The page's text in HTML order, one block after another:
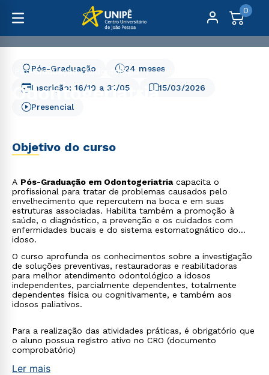
0
Pós-Graduação Odontologia Odontogeriatria
Odontogeriatria15/03/2026
24 meses
Pós-Graduação
Presencial
Inscrição: 16/10 a 31/05
Objetivo do curso
A Pós-Graduação em Odontogeriatriacapacita o
profissional para tratar de problemas causados pelo
envelhecimento que repercutem na boca e em suas
estruturas associadas. Habilita também a promoção à
saúde, o diagnóstico, a prevenção e os cuidados com
enfermidades bucais e do sistema estomatognático do
idoso.
O curso aprofunda os conhecimentos sobre a investigação
de soluções preventivas, restauradoras e reabilitadoras
para melhor atendimento odontológico a idosos
independentes, parcialmente dependentes, totalmente
dependentes física ou cognitivamente, e também aos
idosos paliativos.
Para a realização das atividades práticas, é obrigatório que
o aluno possua registro ativo no CRO (documento
comprobatório)
Ler mais